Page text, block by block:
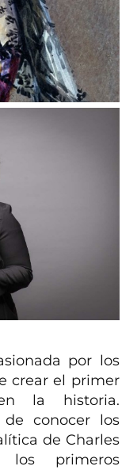
por los
crear el primer
la historia.
conocer los
de Charles
los primeros